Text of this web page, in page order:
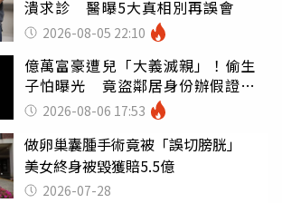
潰求診 醫曝5大真相別再誤會
2026-08-05 22:10
億萬富豪遭兒「大義滅親」！偷生
子怕曝光 竟盜鄰居身份辦假證落
戶 2026-08-06 17:53
做卵巢囊腫手術竟被「誤切膀胱」
美女終身被毀獲賠5.5億
2026-07-28